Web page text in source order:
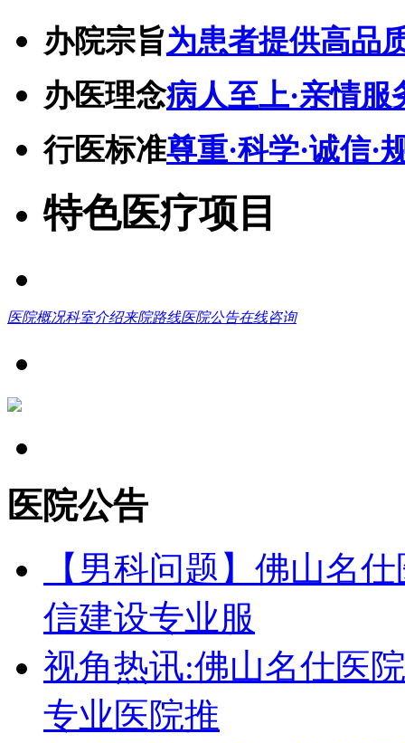
办院宗旨为患者提供高品
办医理念病人至上·亲情服
行医标准尊重·科学·诚信·
特色医疗项目
医院概况科室介绍来院路线医院公告在线咨询
医院公告
【男科问题】佛山名
信建设专业服
视角热讯:佛山名仕医
专业医院推